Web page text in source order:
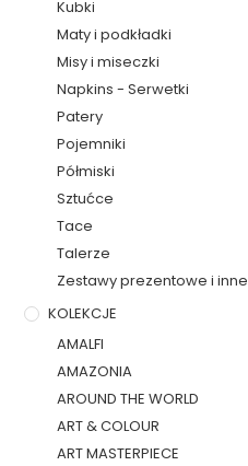
Kubki
Maty i podkładki
Misy i miseczki
Napkins - Serwetki
Patery
Pojemniki
Półmiski
Sztućce
Tace
Talerze
Zestawy prezentowe i inne
KOLEKCJE
AMALFI
AMAZONIA
AROUND THE WORLD
ART & COLOUR
ART MASTERPIECE